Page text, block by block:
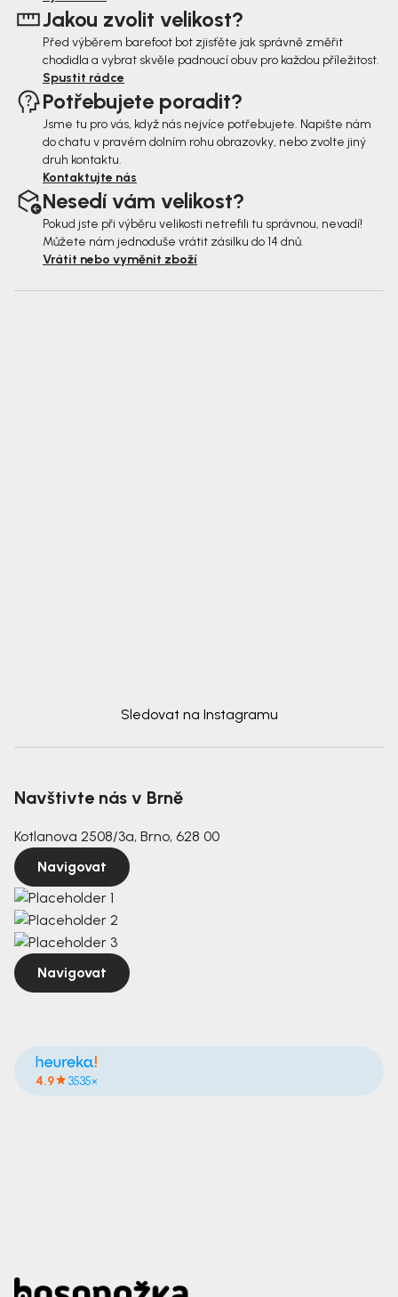
Jakou zvolit velikost?
Před výběrem barefoot bot zjisťěte jak správně změřit
chodidla a vybrat skvěle padnoucí obuv pro každou příležitost.
Spustit rádce
Potřebujete poradit?
Jsme tu pro vás, když nás nejvíce potřebujete. Napište nám
do chatu v pravém dolním rohu obrazovky, nebo zvolte jiný
druh kontaktu.
Kontaktujte nás
Nesedí vám velikost?
Pokud jste při výběru velikosti netrefili tu správnou, nevadí!
Můžete nám jednoduše vrátit zásilku do 14 dnů.
Vrátit nebo vyměnit zboží
Sledovat na Instagramu
Navštivte nás v Brně
Kotlanova 2508/3a, Brno, 628 00
Navigovat
Navigovat
4.9 3535×